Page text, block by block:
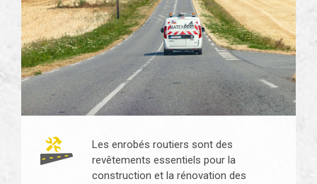
Les enrobés routiers sont des
revêtements essentiels pour la
construction et la rénovation des